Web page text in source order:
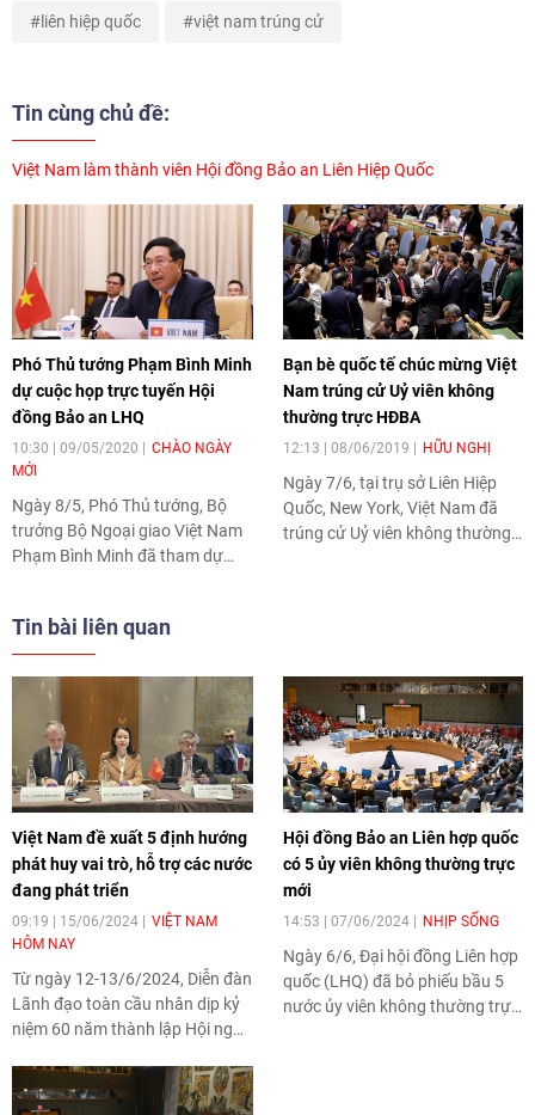
liên hiệp quốc việt nam trúng cử
Tin cùng chủ đề:
Việt Nam làm thành viên Hội đồng Bảo an Liên Hiệp Quốc
Phó Thủ tướng Phạm Bình Minh
dự cuộc họp trực tuyến Hội
đồng Bảo an LHQ
10:30 | 09/05/2020
CHÀO NGÀY
MỚI
Ngày 8/5, Phó Thủ tướng, Bộ
trưởng Bộ Ngoại giao Việt Nam
Phạm Bình Minh đã tham dự
Quốc (LHQ).
Bạn bè quốc tế chúc mừng Việt
Nam trúng cử Uỷ viên không
thường trực HĐBA
12:13 | 08/06/2019 HỮU NGHỊ
Ngày 7/6, tại trụ sở Liên Hiệp
Quốc, New York, Việt Nam đã
trúng cử Uỷ viên không thường
quốc tế sau kết quả tốt đẹp này.
Tin bài liên quan
Việt Nam đề xuất 5 định hướng
phát huy vai trò, hỗ trợ các nước
đang phát triển
09:19 | 15/06/2024
VIỆT NAM
HÔM NAY
Từ ngày 12-13/6/2024, Diễn đàn
Lãnh đạo toàn cầu nhân dịp kỷ
niệm 60 năm thành lập Hội nghị
Phát triển (UNCTAD) đã diễn ra
tại Trụ sở Liên hợp quốc ở
Hội đồng Bảo an Liên hợp quốc
có 5 ủy viên không thường trực
mới
14:53 | 07/06/2024 NHỊP SỐNG
Ngày 6/6, Đại hội đồng Liên hợp
quốc (LHQ) đã bỏ phiếu bầu 5
nước ủy viên không thường trực